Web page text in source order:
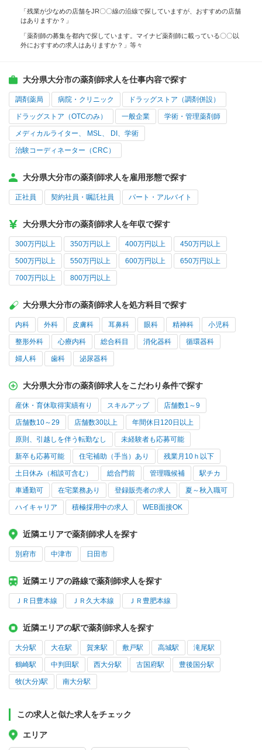
「残業が少なめの店舗をJR〇〇線の沿線で探していますが、おすすめの店舗
はありますか？」
「薬剤師の募集を都内で探しています。マイナビ薬剤師に載っている〇〇以
外におすすめの求人はありますか？」等々
大分県大分市の薬剤師求人を仕事内容で探す
調剤薬局 病院・クリニック ドラッグストア（調剤併設）
ドラッグストア（OTCのみ） 一般企業 学術・管理薬剤師
メディカルライター、 MSL、 DI、学術
治験コーディネーター（CRC）
大分県大分市の薬剤師求人を雇用形態で探す
正社員 契約社員・嘱託社員 パート・アルバイト
大分県大分市の薬剤師求人を年収で探す
300万円以上 350万円以上 400万円以上 450万円以上
500万円以上 550万円以上 600万円以上 650万円以上
700万円以上 800万円以上
大分県大分市の薬剤師求人を処方科目で探す
内科 外科 皮膚科 耳鼻科 眼科 精神科 小児科
整形外科 心療内科 総合科目 消化器科 循環器科
婦人科 歯科 泌尿器科
大分県大分市の薬剤師求人をこだわり条件で探す
産休・育休取得実績有り スキルアップ 店舗数1～9
店舗数10～29 店舗数30以上 年間休日120日以上
原則、引越しを伴う転勤なし 未経験者も応募可能
新卒も応募可能 住宅補助（手当）あり 残業月10ｈ以下
土日休み（相談可含む） 総合門前 管理職候補 駅チカ
車通勤可 在宅業務あり 登録販売者の求人 夏～秋入職可
ハイキャリア 積極採用中の求人 WEB面接OK
近隣エリアで薬剤師求人を探す
別府市 中津市 日田市
近隣エリアの路線で薬剤師求人を探す
ＪＲ日豊本線 ＪＲ久大本線 ＪＲ豊肥本線
近隣エリアの駅で薬剤師求人を探す
大分駅 大在駅 賀来駅 敷戸駅 高城駅 滝尾駅
鶴崎駅 中判田駅 西大分駅 古国府駅 豊後国分駅
牧(大分)駅 南大分駅
この求人と似た求人をチェック
エリア